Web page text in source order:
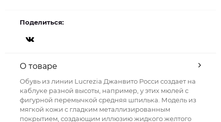
Поделиться:
О товаре
Обувь из линии Lucrezia Джанвито Росси создает на
каблуке разной высоты, например, у этих мюлей с
фигурной перемычкой средняя шпилька. Модель из
мягкой кожи с гладким металлизированным
покрытием, создающим иллюзию жидкого желтого